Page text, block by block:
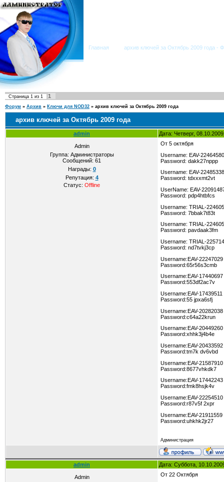
Главная архив ключей за Октябрь 2009 года -
Страница 1 из 1 1
Форум » Архив » Ключи для NOD32 » архив ключей за Октябрь 2009 года
архив ключей за Октябрь 2009 года
admin Дата: Четверг,
Admin
Группа: Администраторы
Сообщений: 61
Награды: 0
Репутация: 4
Статус: Offline
От 5 октября
Username: EAV-22464580
Password: dakk27nppp
Username: EAV-22485338
Password: tdxxxmt2vt
UserName: EAV-
Password: pdp4htbfcs
Username: TRIAL-
Password: 7bbak7t83t
Username: TRIAL-
Password: pavdaak3fm
Username: TRIAL-
Password: nd7tvkj3cp
Username:EAV-22247029
Password:65r56s3cmb
Username:EAV-17440697
Password:553df2ac7v
Username:EAV-17439511
Password:55 jpxa6sfj
Username:EAV-20282038
Password:c64a22krun
Username:EAV-20449260
Password:xhhk3j4b4e
Username:EAV-20433592
Password:tm7k dv6vbd
Username:EAV-21587910
Password:8677vhkdk7
Username:EAV-17442243
Password:fmk8hsjk4v
Username:EAV-22254510
Password:r87v5f 2xpr
Username:EAV-21911559
Password:uhkhk2jr27
Администрация
admin Дата: Суббота,
Admin
От 22 Октября